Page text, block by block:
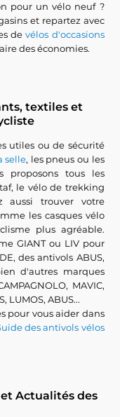
pour un vélo neuf ?
et repartez avec
devélos d'occasions
des économies.
textiles et
utiles ou de sécurité
selle, les pneus ou les
proposons tous les
le vélo de trekking
aussi trouver votre
les casques vélo
plus agréable.
GIANT ou LIV pour
des antivols ABUS,
d'autres marques
MAVIC,
LUMOS, ABUS...
pour vous aider dans
des antivols vélos
et Actualités des